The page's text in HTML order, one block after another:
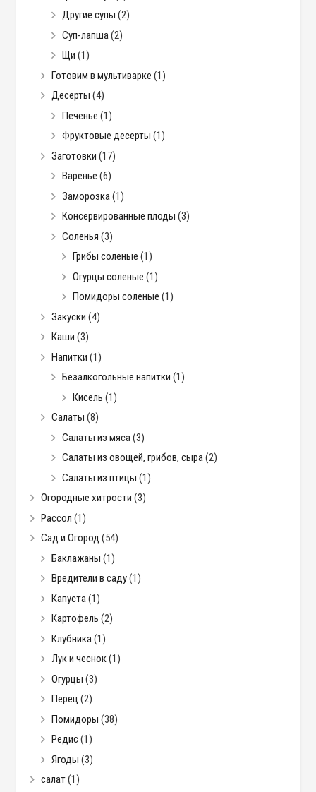
Другие супы (2)
Суп-лапша(2)
Щи (1)
Готовим в мультиварке (1)
Десерты (4)
Печенье (1)
Фруктовые десерты (1)
Заготовки (17)
Варенье (6)
Заморозка(1)
Консервированные плоды (3)
Соленья (3)
Грибы соленые (1)
Огурцы соленые (1)
Помидоры соленые (1)
Закуски (4)
Каши (3)
Напитки (1)
Безалкогольные напитки (1)
Кисель (1)
Салаты (8)
Салаты из мяса(3)
Салаты из овощей, грибов, сыра(2)
Салаты из птицы (1)
Огородные хитрости (3)
Рассол (1)
Сад и Огород (54)
Баклажаны (1)
Вредители в саду(1)
Капуста(1)
Картофель (2)
Клубника(1)
Лук и чеснок(1)
Огурцы (3)
Перец (2)
Помидоры (38)
Редис(1)
Ягоды (3)
салат(1)